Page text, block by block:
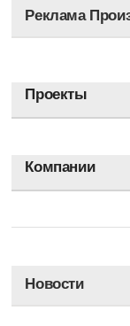
Реклама
Проекты
Компании
Новости